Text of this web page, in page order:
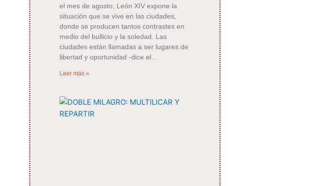
el mes de agosto, León XIV expone la
situación que se vive en las ciudades,
donde se producen tantos contrastes en
medio del bullicio y la soledad. Las
ciudades están llamadas a ser lugares de
libertad y oportunidad -dice el
Leer más »